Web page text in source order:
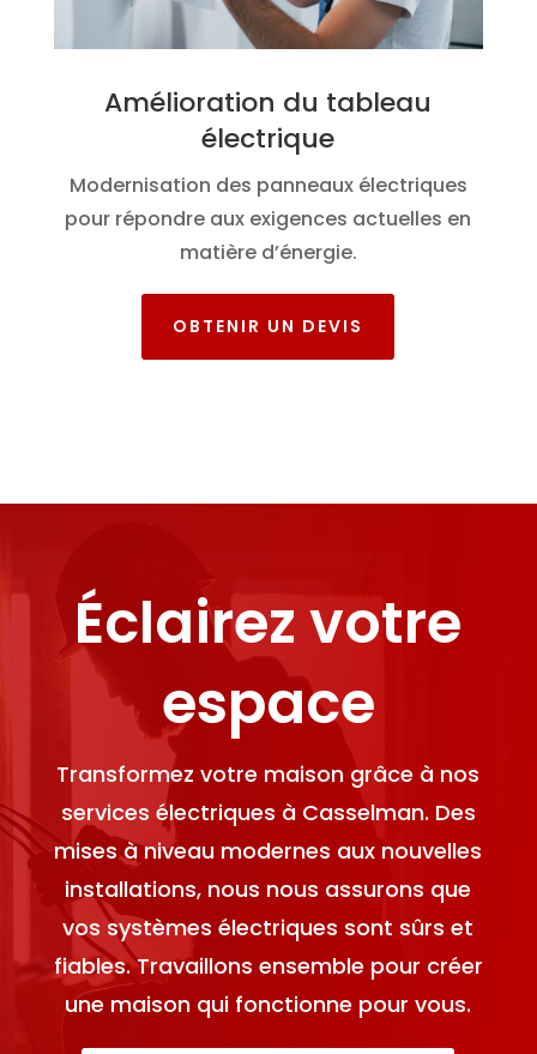
Amélioration du tableau
électrique
Modernisation des panneaux électriques
pour répondre aux exigences actuelles en
matière d’énergie.
OBTENIR UN DEVIS
Éclairez votre
espace
Transformez votre maison grâce à nos
services électriques à Casselman. Des
mises à niveau modernes aux nouvelles
installations, nous nous assurons que
vos systèmes électriques sont sûrs et
fiables. Travaillons ensemble pour créer
une maison qui fonctionne pour vous.